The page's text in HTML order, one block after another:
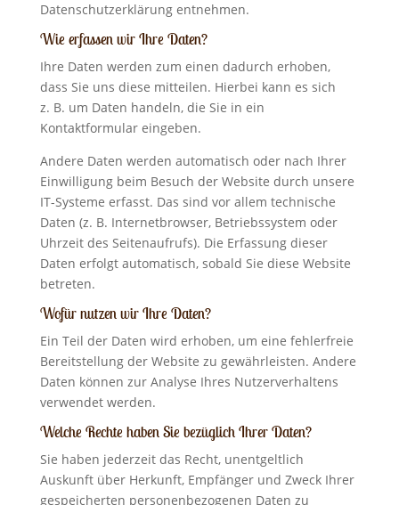
Datenschutzerklärung entnehmen.
Wie erfassen wir Ihre Daten?
Ihre Daten werden zum einen dadurch erhoben,
dass Sie uns diese mitteilen. Hierbei kann es sich
z. B. um Daten handeln, die Sie in ein
Kontaktformular eingeben.
Andere Daten werden automatisch oder nach Ihrer
Einwilligung beim Besuch der Website durch unsere
IT-Systeme erfasst. Das sind vor allem technische
Daten (z. B. Internetbrowser, Betriebssystem oder
Uhrzeit des Seitenaufrufs). Die Erfassung dieser
Daten erfolgt automatisch, sobald Sie diese Website
betreten.
Wofür nutzen wir Ihre Daten?
Ein Teil der Daten wird erhoben, um eine fehlerfreie
Bereitstellung der Website zu gewährleisten. Andere
Daten können zur Analyse Ihres Nutzerverhaltens
verwendet werden.
Welche Rechte haben Sie bezüglich Ihrer Daten?
Sie haben jederzeit das Recht, unentgeltlich
Auskunft über Herkunft, Empfänger und Zweck Ihrer
gespeicherten personenbezogenen Daten zu